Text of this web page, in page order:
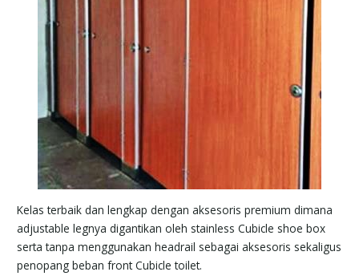
Kelas terbaik dan lengkap dengan aksesoris premium dimana
adjustable legnya digantikan oleh stainless Cubicle shoe box
serta tanpa menggunakan headrail sebagai aksesoris sekaligus
penopang beban front Cubicle toilet.